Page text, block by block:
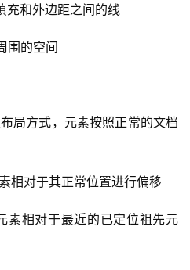
和外边距之间的线
围的空间
局方式，元素按照正常的文档
相对于其正常位置进行偏移
素相对于最近的已定位祖先元